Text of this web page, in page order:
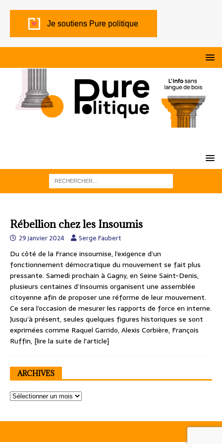
Je soutiens Pure politique
Rébellion chez les Insoumis
29 janvier 2024 Serge Faubert
Du côté de la France insoumise, l’exigence d’un
fonctionnement démocratique du mouvement se fait plus
pressante. Samedi prochain à Gagny, en Seine Saint-Denis,
plusieurs centaines d’Insoumis organisent une assemblée
citoyenne afin de proposer une réforme de leur mouvement.
Ce sera l’occasion de mesurer les rapports de force en interne.
Jusqu’à présent, seules quelques figures historiques se sont
exprimées comme Raquel Garrido, Alexis Corbière, François
Ruffin, [lire la suite de l'article]
ARCHIVES